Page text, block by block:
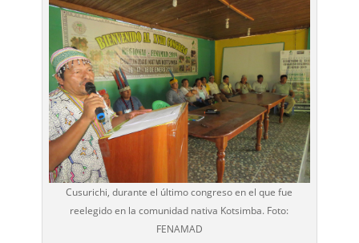
Cusurichi, durante el último congreso en el que fue
reelegido en la comunidad nativa Kotsimba. Foto:
FENAMAD